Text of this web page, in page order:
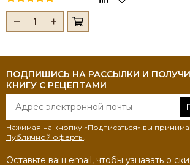
ПОДПИШИСЬ НА РАССЫЛКИ И
КНИГУ С РЕЦЕПТАМИ
Нажимая на кнопку «Подписаться» вы
Публичной оферты
Оставьте ваш email, чтобы узнавать о